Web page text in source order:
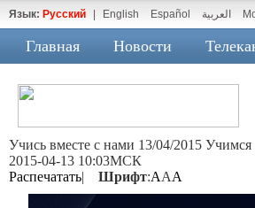
Язык: Русский English Español العربية
Главная Новости
Учись вместе с нами 13/04/2015
2015-04-13 10:03МСК
Распечатать| Шрифт:AAA